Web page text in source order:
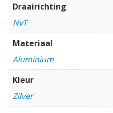
Draairichting
NvT
Materiaal
Aluminium
Kleur
Zilver